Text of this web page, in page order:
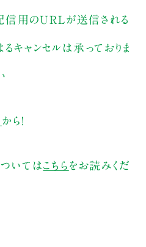
信用のURLが送信される
キャンセルは承っておりま
から！
いてはこちら をお読みくだ